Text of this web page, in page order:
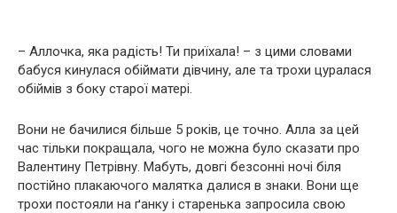
– Аллочка, яка радість! Ти приїхала! – з цими словами
бабуся кинулася обіймати дівчину, але та трохи цуралася
обіймів з боку старої матері.
Вони не бачилися більше 5 років, це точно. Алла за цей
час тільки покращала, чого не можна було сказати про
Валентину Петрівну. Мабуть, довгі безсонні ночі біля
постійно плакаючого малятка далися в знаки. Вони ще
трохи постояли на ґанку і старенька запросила свою